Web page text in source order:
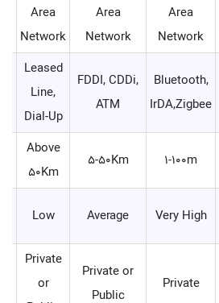
Area
Network
Area
Network
Area
Network
Bluetooth,
IrDA,Zigbee
FDDI, CDDi,
ATM
Leased
Line,
Dial-Up
1-100m
5-50Km
Above
50Km
Very High
Average
Low
Private
Private or
Public
Private
or